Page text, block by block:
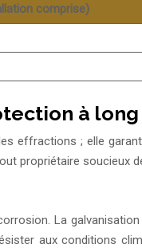
comprise)
à
effractions ; elle
propriétaire soucieux
La
aux conditions